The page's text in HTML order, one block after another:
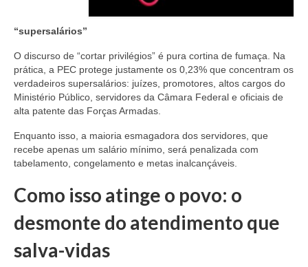
“supersalários”
O discurso de “cortar privilégios” é pura cortina de fumaça. Na
prática, a PEC protege justamente os 0,23% que concentram os
verdadeiros supersalários: juízes, promotores, altos cargos do
Ministério Público, servidores da Câmara Federal e oficiais de
alta patente das Forças Armadas.
Enquanto isso, a maioria esmagadora dos servidores, que
recebe apenas um salário mínimo, será penalizada com
tabelamento, congelamento e metas inalcançáveis.
Como isso atinge o povo: o
desmonte do atendimento que
salva-vidas